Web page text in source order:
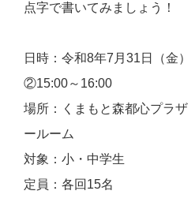
点字で書いてみましょう！
日時：令和8年7月31日（
②15:00～16:00
場所：くまもと森都心プ
ールーム
対象：小・中学生
定 員：各回15名